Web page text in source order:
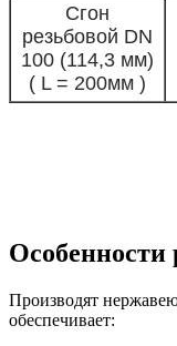
Сгон
резьбовой DN
100 (114,3 мм)
( L = 200мм )
Особенности
Производят
обеспечивает: